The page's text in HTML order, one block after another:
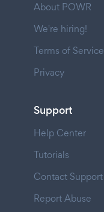
About POWR
We're hiring!
Terms of Service
Privacy
Support
Help Center
Tutorials
Contact Support
Report Abuse